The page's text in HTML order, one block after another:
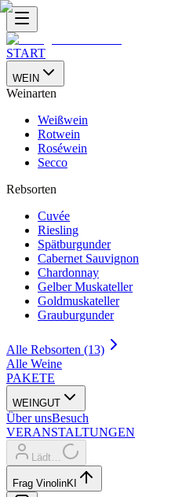
START
WEIN
Weinarten
Weißwein
Rotwein
Roséwein
Secco
Rebsorten
Cuvée
Riesling
Spätburgunder
Cabernet Sauvignon
Chardonnay
Gelber Muskateller
Goldmuskateller
Grauburgunder
Alle Rebsorten (13)
Alle Weine
PAKETE
WEINGUT
Über unsBesuch
VERANSTALTUNGEN
Lädt…
Frag VinolinKI